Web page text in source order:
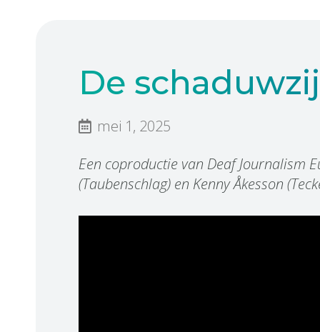
De
mei 1, 2025
Een coproductie van Deaf Journalism
(Taubenschlag) en Kenny Åkesson